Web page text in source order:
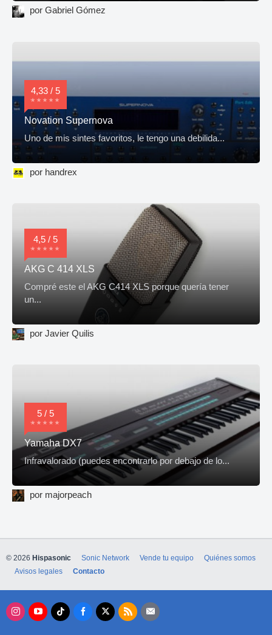
por Gabriel Gómez
4,33 / 5
Novation Supernova
Uno de mis sintes favoritos, le tengo una debilida...
por handrex
4,5 / 5
AKG C 414 XLS
Compré este el AKG C414 XLS porque quería tener
un...
por Javier Quilis
5 / 5
Yamaha DX7
Infravalorado (puedes encontrarlo por debajo de lo...
por majorpeach
© 2026 Hispasonic Sonic Network Vende tu equipo
Quiénes somos
Avisos legales
Contacto